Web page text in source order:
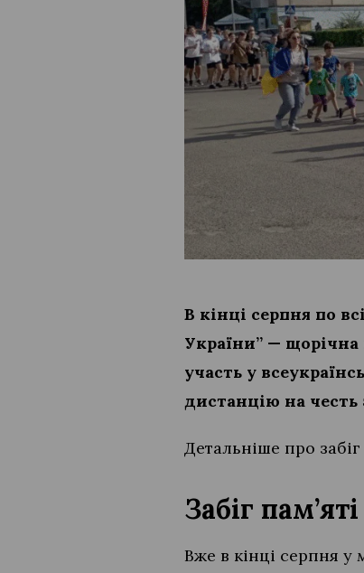
В кінці серпня по
України” — щорічна
участь у
дистанцію на честь
Детальніше про забіг
Забіг
Вже в кінці серпня у